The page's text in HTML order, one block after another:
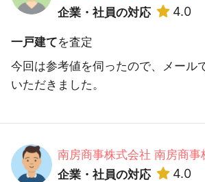
企業・社員の対応
4.0
一戸建てを査定
今回は参考値を伺ったので、メール
いただきました。
南房商事株式会社 南房商事
企業・社員の対応
4.0